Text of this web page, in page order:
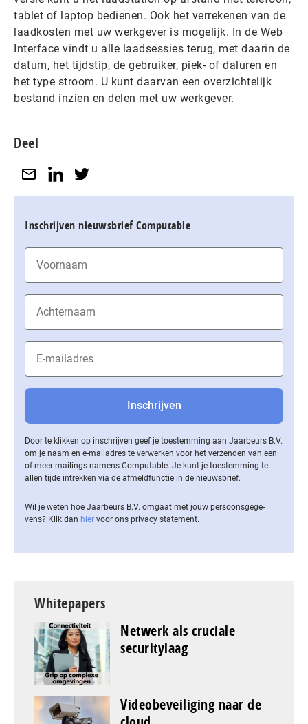
tablet of laptop bedienen. Ook het verrekenen van de
laadkosten met uw werkgever is mogelijk. In de Web
Interface vindt u alle laadsessies terug, met daarin de
datum, het tijdstip, de gebruiker, piek- of daluren en
het type stroom. U kunt daarvan een overzichtelijk
bestand inzien en delen met uw werkgever.
Deel
Inschrijven nieuwsbrief Computable
Door te klikken op inschrijven geef je toestemming aan Jaarbeurs B.V.
om je naam en e-mailadres te verwerken voor het verzenden van een
of meer mailings namens Computable. Je kunt je toestemming te
allen tijde intrekken via de af­meld­func­tie in de nieuwsbrief.
Wil je weten hoe Jaarbeurs B.V. omgaat met jouw per­soons­ge­ge­
vens? Klik dan hier voor ons privacy statement.
Whitepapers
Netwerk als cruciale
securitylaag
Videobeveiliging naar de